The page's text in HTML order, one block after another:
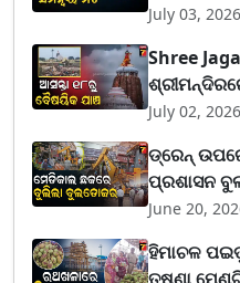
July 03, 2026
Shree
July 02, 2026
ଡ୍ରେନ୍
ପ୍ରଶାସନ
June 20,
ହିମାଚଳ